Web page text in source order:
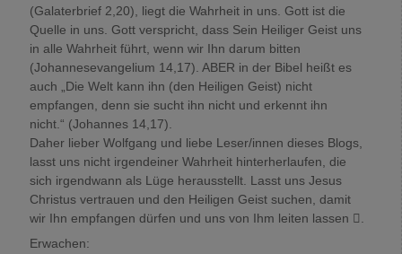
(Galaterbrief 2,20), liegt die Wahrheit in uns. Gott ist die
Quelle in uns. Gott verspricht, dass Sein Heiliger Geist uns
in alle Wahrheit führt, wenn wir Ihn darum bitten
(Johannesevangelium 14,17). ABER in der Bibel heißt es
auch „Die Welt kann ihn (den Heiligen Geist) nicht
empfangen, denn sie sucht ihn nicht und erkennt ihn
nicht.“ (Johannes 14,17).
Daher lieber Wolfgang und liebe Leser/innen dieses Blogs,
lasst uns nicht irgendeiner Wahrheit hinterherlaufen, die
sich irgendwann als Lüge herausstellt. Lasst uns Jesus
Christus vertrauen und den Heiligen Geist suchen, damit
wir Ihn empfangen dürfen und uns von Ihm leiten lassen .
Erwachen: